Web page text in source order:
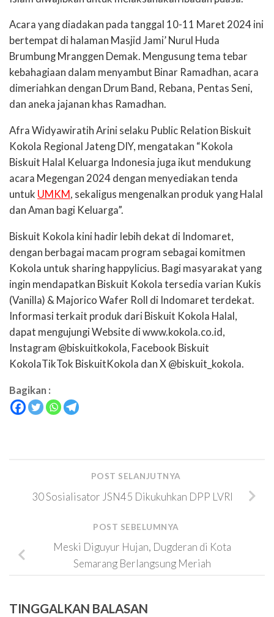
Acara yang diadakan pada tanggal 10-11 Maret 2024 ini
bertempat di halaman Masjid Jami’ Nurul Huda
Brumbung Mranggen Demak. Mengusung tema tebar
kebahagiaan dalam menyambut Binar Ramadhan, acara
dimeriahkan dengan Drum Band, Rebana, Pentas Seni,
dan aneka jajanan khas Ramadhan.
Afra Widyawiratih Arini selaku Public Relation Biskuit
Kokola Regional Jateng DIY, mengatakan “Kokola
Biskuit Halal Keluarga Indonesia juga ikut mendukung
acara Megengan 2024 dengan menyediakan tenda
untuk UMKM , sekaligus mengenalkan produk yang Halal
dan Aman bagi Keluarga”.
Biskuit Kokola kini hadir lebih dekat di Indomaret,
dengan berbagai macam program sebagai komitmen
Kokola untuk sharing happylicius. Bagi masyarakat yang
ingin mendapatkan Biskuit Kokola tersedia varian Kukis
(Vanilla) & Majorico Wafer Roll di Indomaret terdekat.
Informasi terkait produk dari Biskuit Kokola Halal,
dapat mengujungi Website di www.kokola.co.id,
Instagram @biskuitkokola, Facebook Biskuit
KokolaTikTok BiskuitKokola dan X @biskuit_kokola.
Bagikan :
POST SELANJUTNYA
30 Sosialisator JSN45 Dikukuhkan DPP LVRI
POST SEBELUMNYA
Meski Diguyur Hujan, Dugderan di Kota
Semarang Berlangsung Meriah
TINGGALKAN BALASAN